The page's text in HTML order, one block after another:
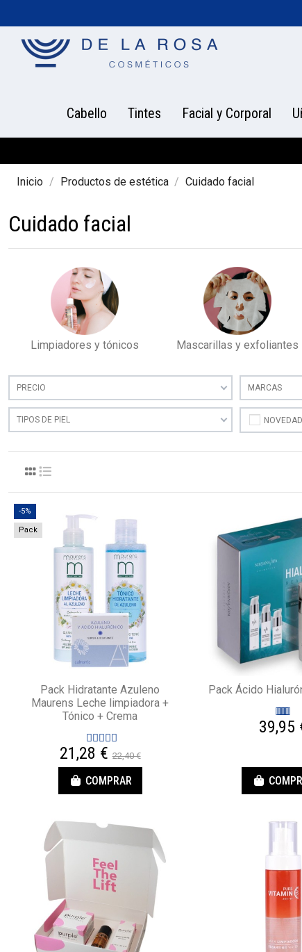
Cabello Tintes Facial y Corporal
Inicio Productos de estética Cuidado facial
Cuidado facial
Limpiadores y tónicos Mascarillas y exfoliantes
PRECIO MARCAS
TIPOS DE PIEL
-5%
Pack
Pack Hidratante Azuleno
Maurens Leche limpiadora +
Tónico + Crema
21,28 €22,40 €
COMPRAR
Pack Ácido
39,95